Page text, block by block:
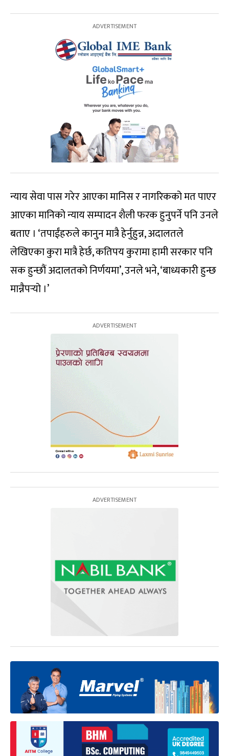
न्याय सेवा पास गरेर आएका मानिस र नागरिकको मत पाएर
आएका मानिको न्याय सम्पादन शैली फरक हुनुपर्ने पनि उनले
बताए । ‘तपाईंहरुले कानुन मात्रै हेर्नुहुन्न, अदालतले
लेखिएका कुरा मात्रै हेर्छ, कतिपय कुरामा हामी सरकार पनि
सक हुन्छौं अदालतको निर्णयमा’, उनले भने, ‘बाध्यकारी हुन्छ
मान्नैपर्‍यो ।’